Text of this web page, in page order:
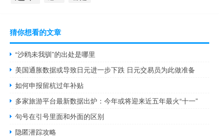
猜你想看的文章
“沙鸥未我驯”的出处是哪里
美国通胀数据或导致日元进一步下跌 日元交易员为此做准备
如何申报留杭过年补贴
多家旅游平台最新数据出炉：今年或将迎来近五年最火“十一”
句号在引号里面和外面的区别
隐匿潜踪攻略